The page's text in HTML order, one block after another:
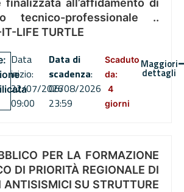
all’affidamento di
tecnico-professionale ..
LIFE TURTLE
Data
inizio:
22/07/2026
09:00
Data di
scadenza:
06/08/2026
23:59
Scaduto
da:
4
giorni
Maggiori
dettagli
PER LA FORMAZIONE
DI PRIORITÀ REGIONALE DI
ANTISISMICI SU STRUTTURE